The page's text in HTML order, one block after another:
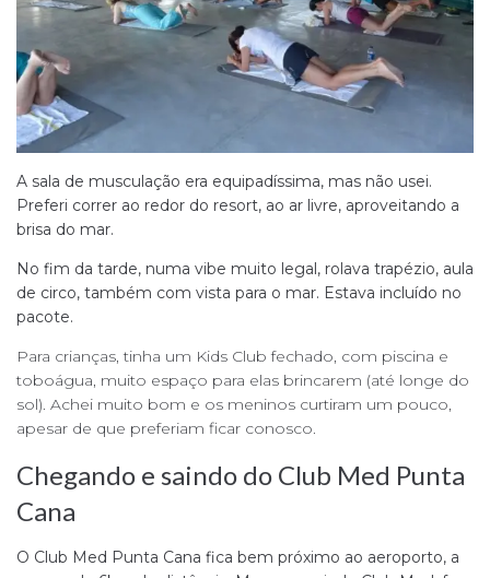
A sala de musculação era equipadíssima, mas não usei.
Preferi correr ao redor do resort, ao ar livre, aproveitando a
brisa do mar.
No fim da tarde, numa vibe muito legal, rolava trapézio, aula
de circo, também com vista para o mar. Estava incluído no
pacote.
Para crianças, tinha um Kids Club fechado, com piscina e
toboágua, muito espaço para elas brincarem (até longe do
sol). Achei muito bom e os meninos curtiram um pouco,
apesar de que preferiam ficar conosco.
Chegando e saindo do Club Med Punta
Cana
O Club Med Punta Cana fica bem próximo ao aeroporto, a